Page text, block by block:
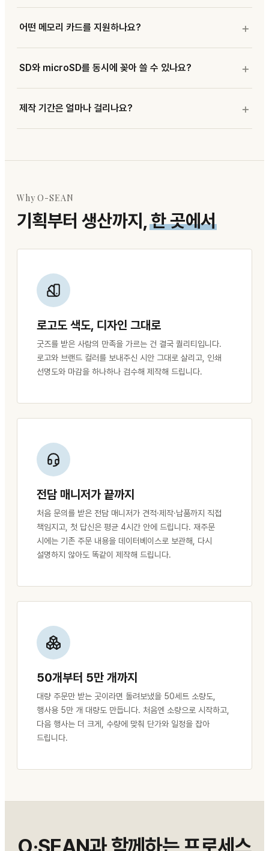
어떤 메모리 카드를 지원하나요?
SD와 microSD를 동시에 꽂아 쓸 수 있나요?
제작 기간은 얼마나 걸리나요?
Why O-SEAN
기획부터 생산까지,한 곳에서
로고도 색도, 디자인 그대로
굿즈를 받은 사람의 만족을 가르는 건 결국 퀄리티입니다.
로고와 브랜드 컬러를 보내주신 시안 그대로 살리고, 인쇄
선명도와 마감을 하나하나 검수해 제작해 드립니다.
전담 매니저가 끝까지
처음 문의를 받은 전담 매니저가 견적·제작·납품까지 직접
책임지고, 첫 답신은 평균 4시간 안에 드립니다. 재주문
시에는 기존 주문 내용을 데이터베이스로 보관해, 다시
설명하지 않아도 똑같이 제작해 드립니다.
50개부터 5만 개까지
대량 주문만 받는 곳이라면 돌려보냈을 50세트 소량도,
행사용 5만 개 대량도 만듭니다. 처음엔 소량으로 시작하고,
다음 행사는 더 크게, 수량에 맞춰 단가와 일정을 잡아
드립니다.
O·SEAN과 함께하는 프로세스